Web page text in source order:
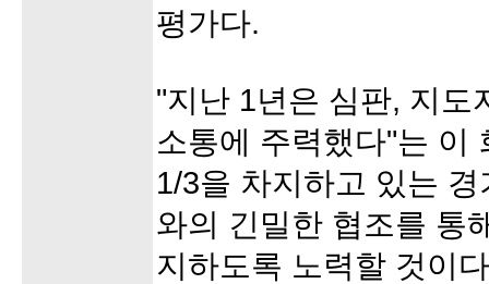
평가다.
"지난 1년은 심판, 지도
소통에 주력했다"는 이
1/3을 차지하고 있는
와의 긴밀한 협조를 통
지하도록 노력할 것이